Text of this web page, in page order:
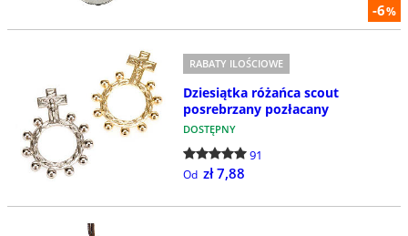
-6%
RABATY ILOŚCIOWE
Dziesiątka różańca scout
posrebrzany pozłacany
DOSTĘPNY
91
Od zł 7,88